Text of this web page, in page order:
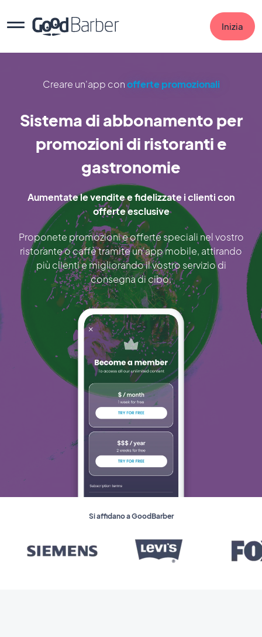
Inizia
Creare un'app conofferte promozionali
Sistema di abbonamento per
promozioni di ristoranti e
gastronomie
Aumentate le vendite e fidelizzate i clienti con
offerte esclusive
Proponete promozioni e offerte speciali nel vostro
ristorante o caffè tramite un'app mobile, attirando
più clienti e migliorando il vostro servizio di
consegna di cibo.
Si affidano a GoodBarber